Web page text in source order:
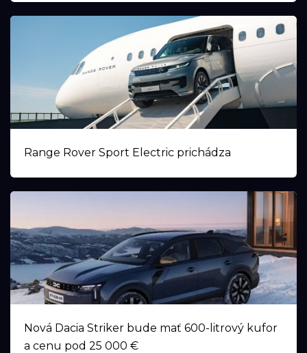
Range Rover Sport Electric prichádza
Nová Dacia Striker bude mať 600-litrový kufor
a cenu pod 25 000 €